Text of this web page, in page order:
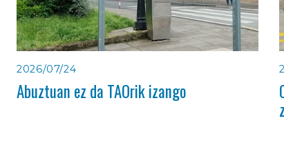
2026/07/24
Abuztuan ez da TAOrik izango